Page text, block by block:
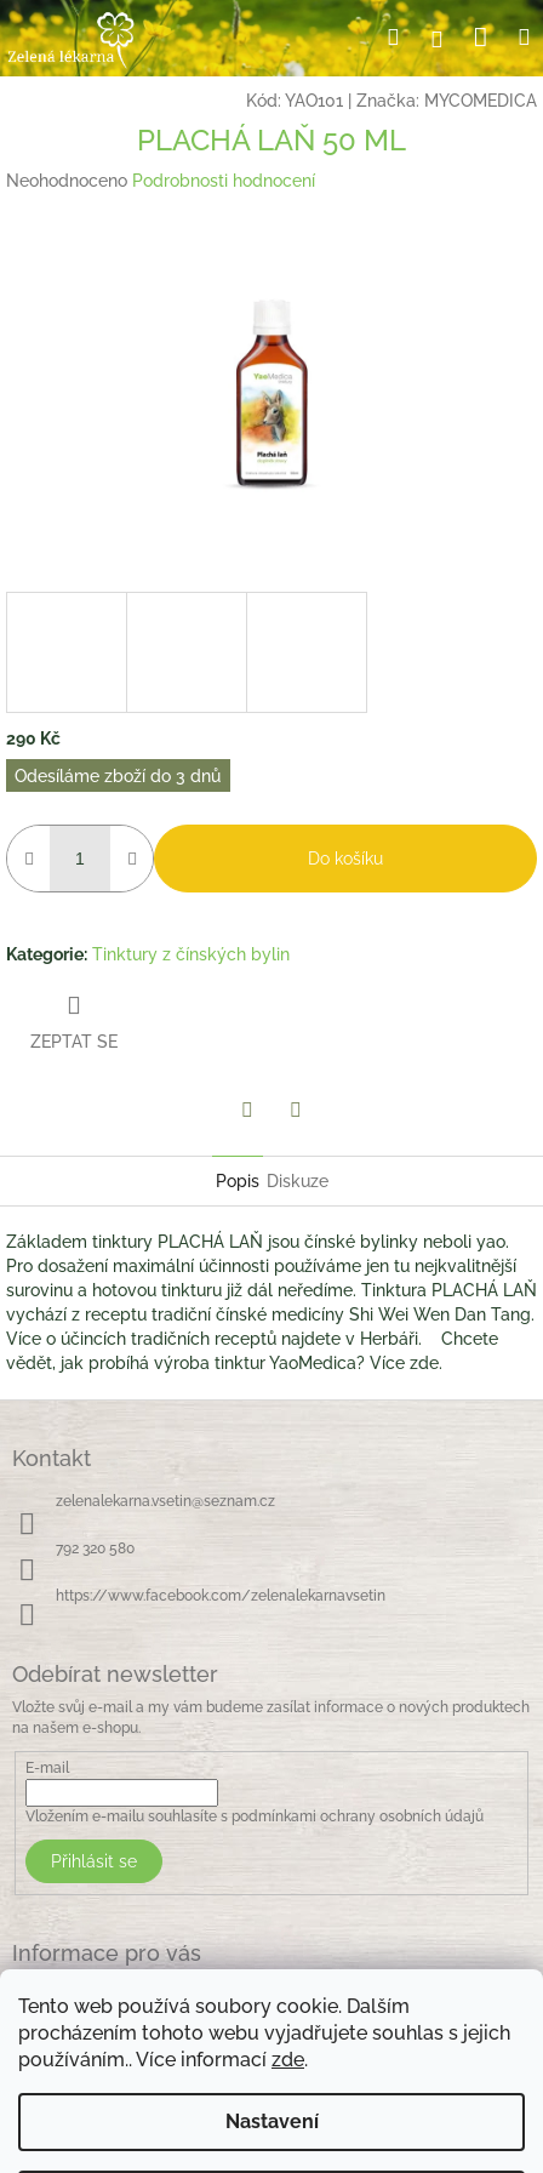
Tento web používá soubory cookie. Dalším
procházením tohoto webu vyjadřujete souhlas s jejich
používáním.. Více informací zde.
Nastavení
Přejít
na
obsah
HledatPřihlášení
Kód: YAO101 Značka: MYCOMEDICA
PLACHÁ LAŇ 50 ML
Průměrné
Neohodnoceno Podrobnosti hodnocení
290 Kč
Měrná
cena:
Odesíláme zboží do 3 dnů
Do košíku
Kategorie: Tinktury z čínských bylin
ZEPTAT SE
Popis Diskuze
Základem tinktury PLACHÁ LAŇ jsou čínské bylinky neboli yao.
Pro dosažení maximální účinnosti používáme jen tu nejkvalitnější
surovinu a hotovou tinkturu již dál neředíme. Tinktura PLACHÁ LAŇ
vychází z receptu tradiční čínské medicíny Shi Wei Wen Dan Tang.
Více o účincích tradičních receptů najdete v Herbáři. Chcete
vědět, jak probíhá výroba tinktur YaoMedica? Více zde.
Kontakt
zelenalekarna.vsetin@seznam.cz
792 320 580
https://www.facebook.com/zelenalekarnavsetin
Odebírat newsletter
Vložte svůj e-mail a my vám budeme zasílat informace o nových produktech
na našem e-shopu.
E-mail
Vložením e-mailu souhlasíte s podmínkami ochrany osobních údajů
Přihlásit se
Informace pro vás
Obchodní podmínky
Podmínky ochrany osobních údajů
Kontakty
Otevírací doba prodejny: pondělí - pátek - 8.30 -17.00 , sobota 9.00-11 .00